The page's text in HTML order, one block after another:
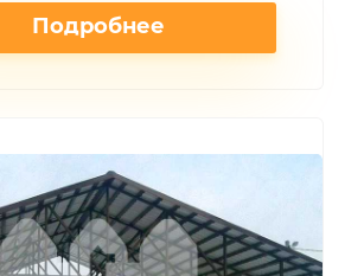
Подробнее